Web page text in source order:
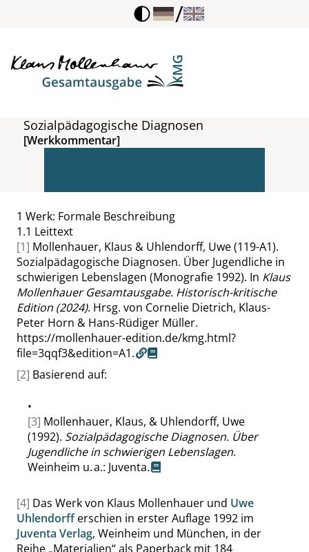
/
Sozialpädagogische Diagnosen
[Werkkommentar]
1 Werk: Formale Beschreibung
1.1 Leittext
[1] Mollenhauer, Klaus & Uhlendorff, Uwe (119-A1).
Sozialpädagogische Diagnosen. Über Jugendliche in
schwierigen Lebenslagen (Monografie 1992). In Klaus
Mollenhauer Gesamtausgabe. Historisch-kritische
Edition (2024). Hrsg. von Cornelie Dietrich, Klaus-
Peter Horn & Hans-Rüdiger Müller.
https://mollenhauer-edition.de/kmg.html?
file=3qqf3&edition=A1.
[2] Basierend auf:
•
[3] Mollenhauer, Klaus, & Uhlendorff, Uwe
(1992). Sozialpädagogische Diagnosen. Über
Jugendliche in schwierigen Lebenslagen.
Weinheim u. a.: Juventa.
[4] Das Werk von Klaus Mollenhauer und Uwe
Uhlendorfferschien in erster Auflage 1992 im
Juventa Verlag, Weinheim und München, in der
Reihe „Materialien“als Paperback mit 184